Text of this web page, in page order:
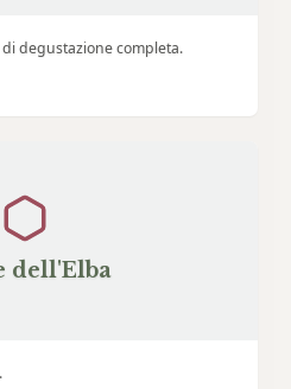
degustazione completa.
dell'Elba